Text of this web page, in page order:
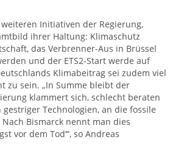
Initiativen der Regierung,
ihrer Haltung: Klimaschutz
das Verbrenner-Aus in Brüssel
und der ETS2-Start werde auf
Klimabeitrag sei zudem viel
zu sein. „In Summe bleibt der
klammert sich, schlecht beraten
Technologien, an die fossile
Bismarck nennt man dies
vor dem Tod‘“, so Andreas